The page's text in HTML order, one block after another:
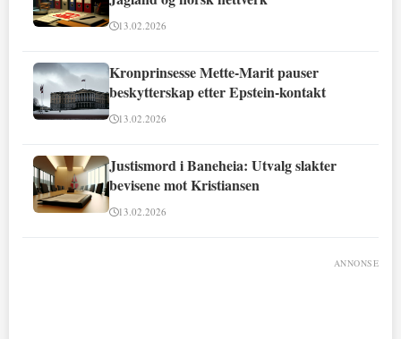
13.02.2026
Kronprinsesse Mette-Marit pauser
beskytterskap etter Epstein-kontakt
13.02.2026
Justismord i Baneheia: Utvalg slakter
bevisene mot Kristiansen
13.02.2026
ANNONSE